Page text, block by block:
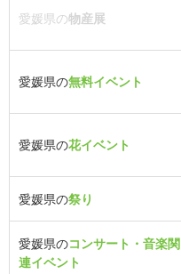
愛媛県の物産展
愛媛県の無料イベント
愛媛県の花イベント
愛媛県の祭り
愛媛県のコンサート・音楽関
連イベント